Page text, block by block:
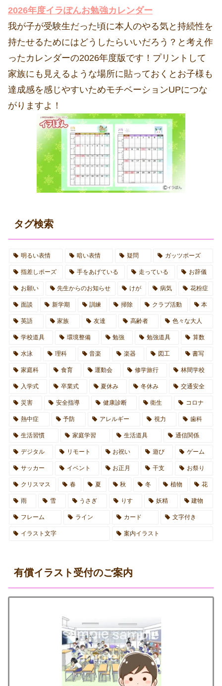
2026年度イラぽんお勉強カレンダー
我が子が受験生だった頃に本人のやる気と持続性を
持たせるためにはどうしたらいいだろう？と考え作
ったカレンダーの2026年度版です！プリントして
家族にも見えるような場所に貼っておくとお子様も
達成感を感じやすいためモチベーションUPにつな
がりますよ！
タグ検索
明るい表情 暗い表情 疑問 ガッツポーズ
指差しポーズ 手をあげている 走っている お辞儀
お願い 先生からのお知らせ けが 病気 花粉症
面談 新学期 訓練 掃除 クラブ活動 本
英語 家族 友達 高齢者 色々な大人
学校道具 環境整備 勉強 勉強道具 算数
水泳 理科 音楽 楽器 図工 書写
家庭科 食育 運動会 修学旅行 林間学校
入学式 卒業式 夏休み 冬休み 交通安全
災害 安全指導 健康診断 衛生 コロナ
熱中症 予防 アレルギー 視力 歯科
生活習慣 家庭学習 生活道具 通信関係
デジタル リモート お祝い 遊び ゲーム
サッカー イベント お正月 干支 お祭り
クリスマス 春 夏 秋 冬 植物 花
雨 雪 うさぎ りす 妖精 建物
フレーム ライン カード 文字付き
イラスト文字 案内イラスト
有償イラスト受付のご案内